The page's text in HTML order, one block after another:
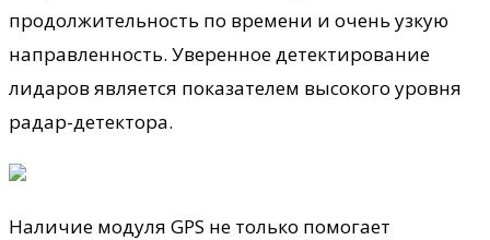
продолжительность по времени и очень узкую
направленность. Уверенное детектирование
лидаров является показателем высокого уровня
радар-детектора.
Наличие модуля GPS не только помогает